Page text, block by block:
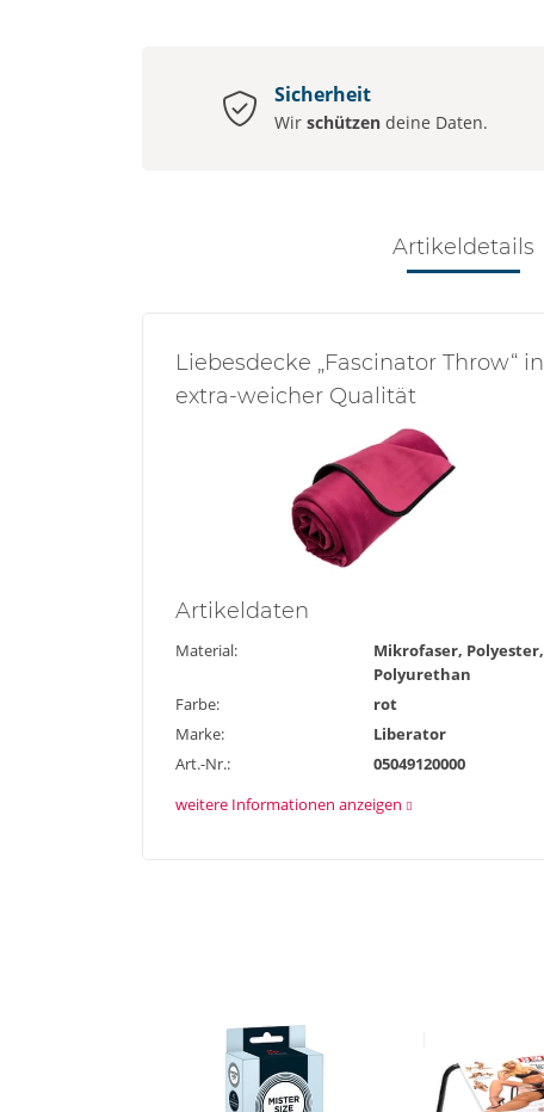
Sicherheit
Wir schützen deine Daten.
Artikeldetails
Liebesdecke „Fascinator Throw“ in
extra-weicher Qualität
Artikel daten
Material:
Mikrofaser, Polyester,
Polyurethan
Farbe:
rot
Marke:
Liberator
Art.-Nr.:
05049120000
weitere Informationen anzeigen